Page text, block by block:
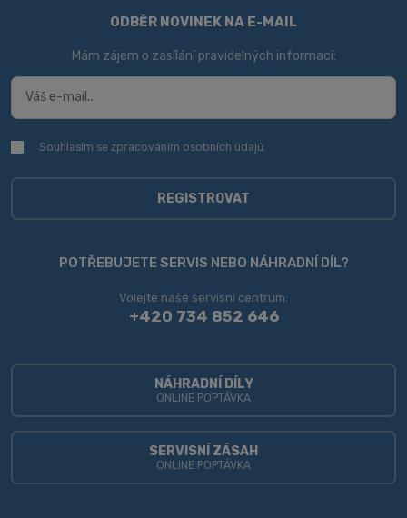
ODBĚR NOVINEK NA E-MAIL
Mám zájem o zasílání pravidelných informací:
Souhlasím
zpracováním
Souhlasím se zpracováním osobních údajů.
REGISTROVAT
se
POTŘEBUJETE SERVIS NEBO NÁHRADNÍ DÍL?
Volejte naše servisní centrum:
+420 734 852 646
NÁHRADNÍ DÍLY
ONLINE POPTÁVKA
SERVISNÍ ZÁSAH
ONLINE POPTÁVKA